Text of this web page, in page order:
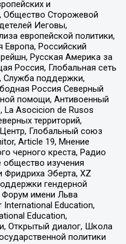
и
Общество Сторожевой
Иеговы,
европейской политики,
Европа, Российский
Русская Америка за
Россия, Глобальная сеть
Служба поддержки,
Россия Северный
помощи, Антивоенный
La Asocicion de Rusos
территорий,
Глобальный союз
Article 19, Мнение
черного креста, Радио
изучения
Эберта, XZ
гендерной
Форум имени Льва
Education,
Education,
Открытый диалог, Школа
политики